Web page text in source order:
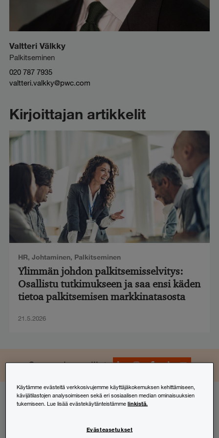
Valtteri Välkky
Palkitseminen
020 787 7935
valtteri.valkky@pwc.com
Kirjoittajan artikkelit
HR, Johtaminen, Palkitseminen
Ylimmän johdon palkitsemisselvitys:
Osallistu tutkimukseen ja saa ensi käden
tietoa palkitsemisen markkinatasosta
21.5.2026
Seuraa ja osallistuLinkedIn
Instagram
Facebook
TikTokYouTube
Käytämme evästeitä verkkosivujemme käyttäjäkokemuksen kehittämiseen,
kävijätilastojen analysoimiseen sekä eri sosiaalisen median ominaisuuksien
tukemiseen. Lue lisää evästekäytänteistämmelinkistä.
Evästeasetukset